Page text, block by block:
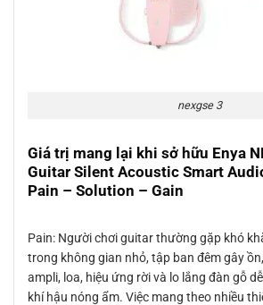
nexgse 3
Giá trị mang lại khi sở hữu Enya
Guitar Silent Acoustic Smart
Pain – Solution – Gain
Pain: Người chơi guitar thường gặp khó
trong không gian nhỏ, tập ban đêm gây
ampli, loa, hiệu ứng rời và lo lắng đàn gỗ
khí hậu nóng ẩm. Việc mang theo nhiều